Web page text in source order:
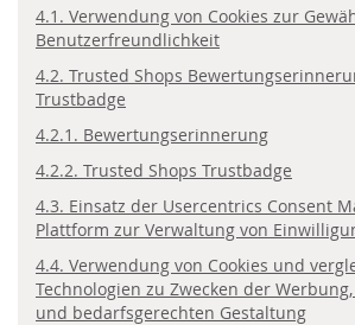
4.1. Verwendung von Cookies zur
Benutzerfreundlichkeit
4.2. Trusted Shops
Trustbadge
4.2.1. Bewertungserinnerung
4.2.2. Trusted Shops Trustbadge
4.3. Einsatz der Usercentrics Consent
Plattform zur Verwaltung von
4.4. Verwendung von Cookies und
Technologien zu Zwecken der
und bedarfsgerechten Gestaltung